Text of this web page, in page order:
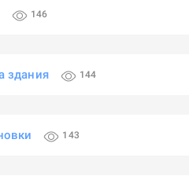
146
здания 144
143